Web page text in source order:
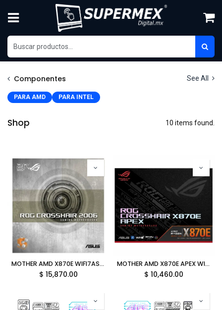
Componentes See All
PARA AMD PARA INTEL
Shop 10 items found.
MOTHER AMD X870E WIFI7ASUS ROG CROSSHAIR 2006 ALC4082 AM5 4xDDR5 256GB ATX 90MB1PP0-M0AAY0 12M DE GARANTIA
$ 15,870.00
MOTHER AMD X870E APEX WIFI7 ASUS ROG CROSSHAIR ALC4080 AM5 DDR5 128GB ATX 90MB1KR0-MVAAY0 12M DE GARANTIA
$ 10,460.00